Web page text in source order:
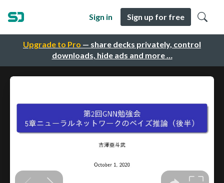
Upgrade to Pro — share decks privately, control
downloads, hide ads and more …
Sign in Sign up for free